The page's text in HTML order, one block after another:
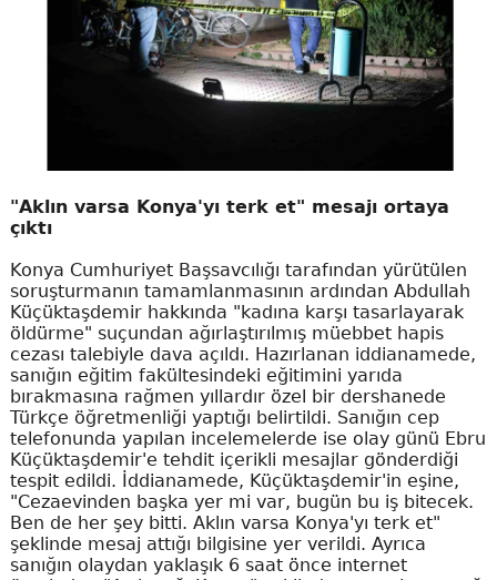
"Aklın varsa Konya'yı terk et" mesajı ortaya
çıktı
Konya Cumhuriyet Başsavcılığı tarafından yürütülen
soruşturmanın tamamlanmasının ardından Abdullah
Küçüktaşdemir hakkında "kadına karşı tasarlayarak
öldürme" suçundan ağırlaştırılmış müebbet hapis
cezası talebiyle dava açıldı. Hazırlanan iddianamede,
sanığın eğitim fakültesindeki eğitimini yarıda
bırakmasına rağmen yıllardır özel bir dershanede
Türkçe öğretmenliği yaptığı belirtildi. Sanığın cep
telefonunda yapılan incelemelerde ise olay günü Ebru
Küçüktaşdemir'e tehdit içerikli mesajlar gönderdiği
tespit edildi. İddianamede, Küçüktaşdemir'in eşine,
"Cezaevinden başka yer mi var, bugün bu iş bitecek.
Ben de her şey bitti. Aklın varsa Konya'yı terk et"
şeklinde mesaj attığı bilgisine yer verildi. Ayrıca
sanığın olaydan yaklaşık 6 saat önce internet